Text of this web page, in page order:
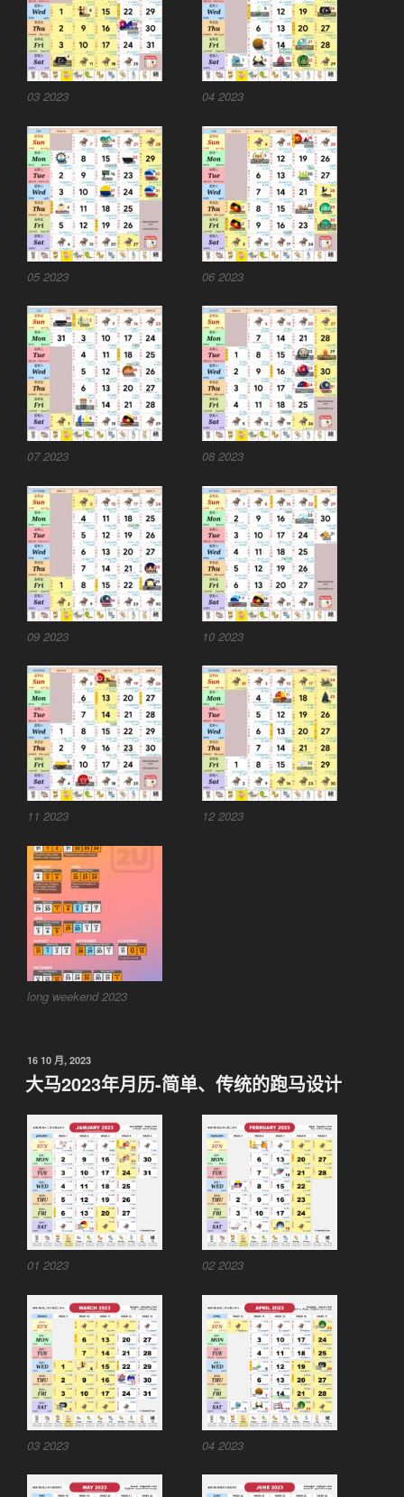
03 2023 04 2023
05 2023 06 2023
07 2023 08 2023
09 2023 10 2023
11 2023 12 2023
long weekend 2023
发
布
于
16 10 月, 2023
大马2023年月历-简单、传统的跑马设计
01 2023 02 2023
03 2023 04 2023